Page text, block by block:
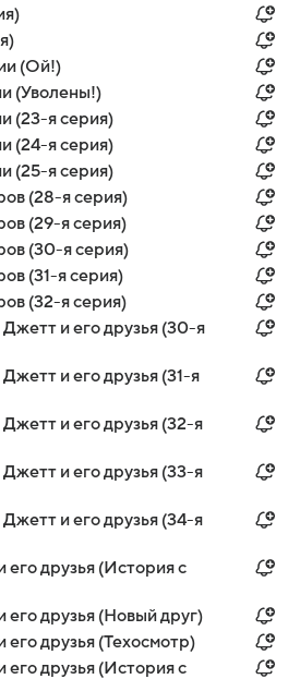
(Ой!)
(Уволены!)
(23-я серия)
(24-я серия)
(25-я серия)
(28-я серия)
(29-я серия)
(30-я серия)
(31-я серия)
(32-я серия)
и его друзья (30-я
и его друзья (31-я
и его друзья (32-я
и его друзья (33-я
и его друзья (34-я
его друзья (История с
его друзья (Новый друг)
друзья (Техосмотр)
его друзья (История с